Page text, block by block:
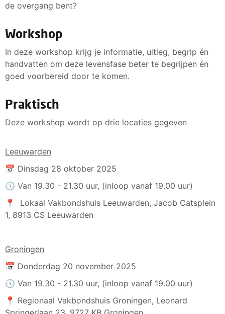
de overgang bent?
Workshop
In deze workshop krijg je informatie, uitleg, begrip én
handvatten om deze levensfase beter te begrijpen én
goed voorbereid door te komen.
Praktisch
Deze workshop wordt op drie locaties gegeven
Leeuwarden
📅 Dinsdag 28 oktober 2025
🕔 Van 19.30 - 21.30 uur, (inloop vanaf 19.00 uur)
📍 Lokaal Vakbondshuis Leeuwarden, Jacob Catsplein
1, 8913 CS Leeuwarden
Groningen
📅 Donderdag 20 november 2025
🕔 Van 19.30 - 21.30 uur, (inloop vanaf 19.00 uur)
📍 Regionaal Vakbondshuis Groningen, Leonard